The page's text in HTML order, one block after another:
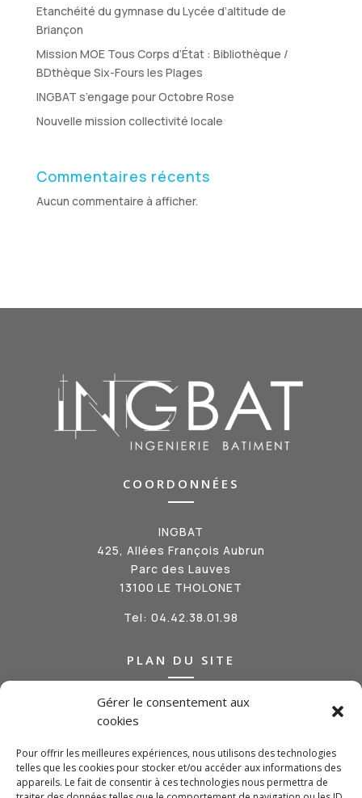
Gérer le consentement aux
cookies
Pour offrir les meilleures expériences, nous utilisons des technologies
telles que les cookies pour stocker et/ou accéder aux informations des
appareils. Le fait de consentir à ces technologies nous permettra de
Etanchéité du gymnase du Lycée d’altitude de
Briançon
Mission MOE Tous Corps d’État : Bibliothèque /
BDthèque Six-Fours les Plages
INGBAT s’engage pour Octobre Rose
Nouvelle mission collectivité locale
Commentaires récents
Aucun commentaire à afficher.
COORDONNÉES
INGBAT
425, Allées François Aubrun
Parc des Lauves
13100 LE THOLONET
Tel: 04.42.38.01.98
PLAN DU SITE
Qui sommes-nous ?
Actualités
Contact